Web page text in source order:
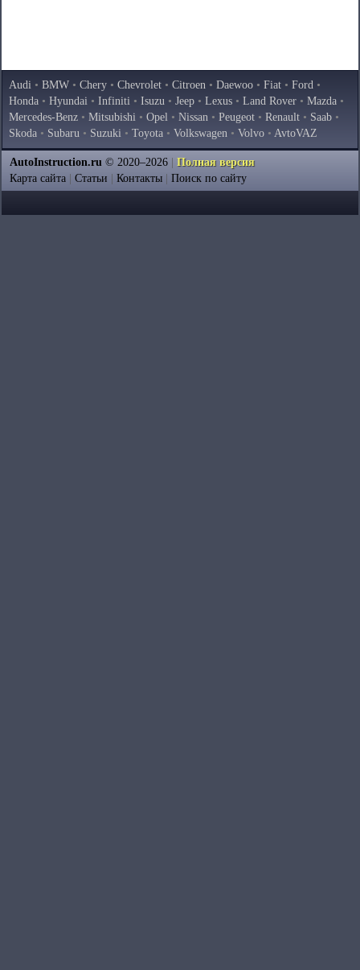
Audi • BMW • Chery • Chevrolet • Citroen • Daewoo • Fiat • Ford •
Honda • Hyundai • Infiniti • Isuzu • Jeep • Lexus • Land Rover • Mazda •
Mercedes-Benz • Mitsubishi • Opel • Nissan • Peugeot • Renault • Saab •
Skoda • Subaru • Suzuki • Toyota • Volkswagen • Volvo • AvtoVAZ
AutoInstruction.ru © 2020–2026
Полная версия
Карта сайта
Статьи Контакты Поиск по сайту